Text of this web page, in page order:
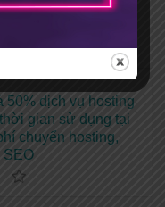
plugin bản
50% dịch vụ hosting
gian sử dụng tại
chuyển hosting,
SEO